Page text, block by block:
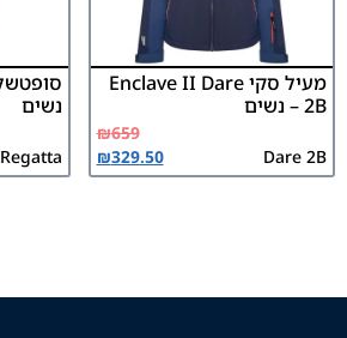
מעיל סקי Enclave II Dare
2B – נשים
Dare 2B
₪659
₪329.50
נשים
Regatta